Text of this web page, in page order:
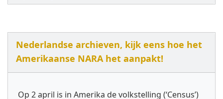
Nederlandse archieven, kijk eens hoe het
Amerikaanse NARA het aanpakt!
Op 2 april is in Amerika de volkstelling (‘Census’)